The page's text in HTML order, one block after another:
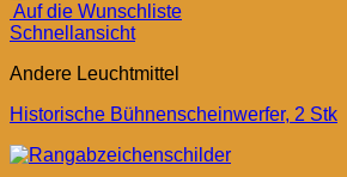
Auf die Wunschliste
Schnellansicht
Andere Leuchtmittel
Historische Bühnenscheinwerfer, 2 Stk